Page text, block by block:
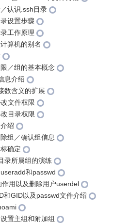
认识.ssh目录
设置步骤
工作原理
算机的别名
／组的基本概念
息介绍
数含义的扩展
文件权限
目录权限
绍
组／确认组信息
确定
录所属组的演练
和passwd
用以及删除用户userdel
和GID以及passwd文件介绍
置主组和附加组